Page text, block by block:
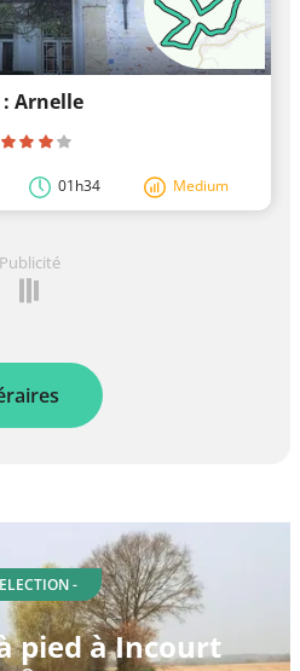
: Arnelle
01h34 Medium
Publicité
-
pied à Incourt